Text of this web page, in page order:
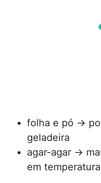
folha e pó →
geladeira
agar-agar →
em